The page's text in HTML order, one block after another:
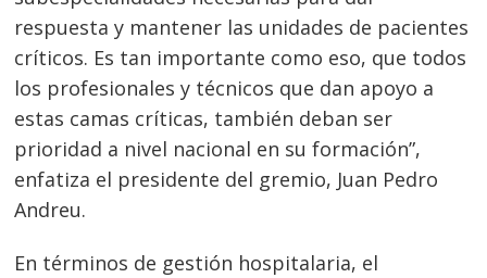
respuesta y mantener las unidades de pacientes
críticos. Es tan importante como eso, que todos
los profesionales y técnicos que dan apoyo a
estas camas críticas, también deban ser
prioridad a nivel nacional en su formación”,
enfatiza el presidente del gremio, Juan Pedro
Andreu.
En términos de gestión hospitalaria, el